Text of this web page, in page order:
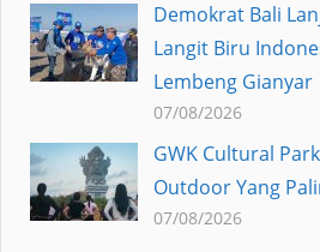
Demokrat Bali
Langit Biru
Lembeng Gianyar
07/08/2026
GWK Cultural
Outdoor Yang
07/08/2026